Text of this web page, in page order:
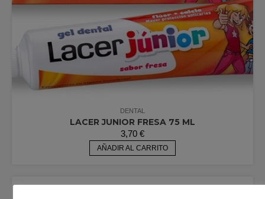
DENTAL
LACER JUNIOR FRESA 75 ML
3,70 €
AÑADIR AL CARRITO